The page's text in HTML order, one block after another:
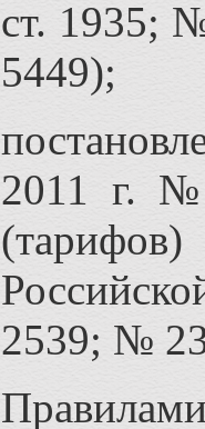
ст. 1935;
5449);
2011 г. №
2539; №